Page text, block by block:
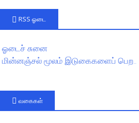
RSS ஓடை
ஓடைச் சுனை
மின்னஞ்சல் மூலம் இடுகைகளைப் பெற..
வகைகள்